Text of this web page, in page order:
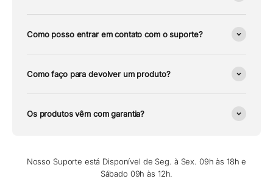
Como posso entrar em contato com o suporte?
Como faço para devolver um produto?
Os produtos vêm com garantia?
Nosso Suporte está Disponível de Seg. à Sex. 09h às 18h e
Sábado 09h às 12h.